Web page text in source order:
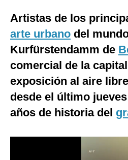
Internacional
Tecnología
Mix
G de Gestión
Artistas de los
arte urbano del
Kurfürstendamm de
comercial de la
exposición al aire
desde el último
años de historia del